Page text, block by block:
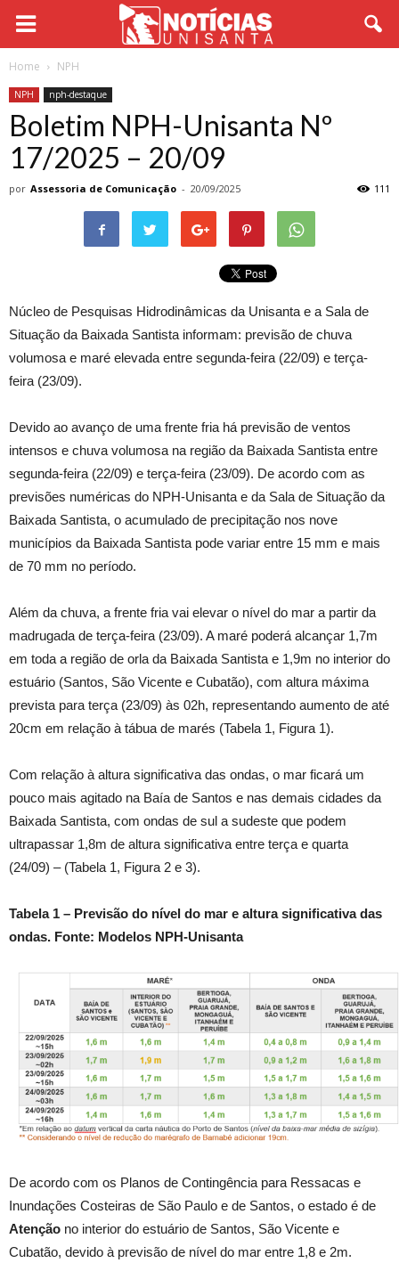
Home NPH
NPH nph-destaque
Boletim NPH-Unisanta Nº
17/2025 – 20/09
por Assessoria de Comunicação - 20/09/2025 111
Núcleo de Pesquisas Hidrodinâmicas da Unisanta e a Sala de
Situação da Baixada Santista informam: previsão de chuva
volumosa e maré elevada entre segunda-feira (22/09) e terça-
feira (23/09).
Devido ao avanço de uma frente fria há previsão de ventos
intensos e chuva volumosa na região da Baixada Santista entre
segunda-feira (22/09) e terça-feira (23/09). De acordo com as
previsões numéricas do NPH-Unisanta e da Sala de Situação da
Baixada Santista, o acumulado de precipitação nos nove
municípios da Baixada Santista pode variar entre 15 mm e mais
de 70 mm no período.
Além da chuva, a frente fria vai elevar o nível do mar a partir da
madrugada de terça-feira (23/09). A maré poderá alcançar 1,7m
em toda a região de orla da Baixada Santista e 1,9m no interior do
estuário (Santos, São Vicente e Cubatão), com altura máxima
prevista para terça (23/09) às 02h, representando aumento de até
20cm em relação à tábua de marés (Tabela 1, Figura 1).
Com relação à altura significativa das ondas, o mar ficará um
pouco mais agitado na Baía de Santos e nas demais cidades da
Baixada Santista, com ondas de sul a sudeste que podem
ultrapassar 1,8m de altura significativa entre terça e quarta
(24/09) – (Tabela 1, Figura 2 e 3).
Tabela 1 – Previsão do nível do mar e altura significativa das
ondas. Fonte: Modelos NPH-Unisanta
De acordo com os Planos de Contingência para Ressacas e
Inundações Costeiras de São Paulo e de Santos, o estado é de
Atenção no interior do estuário de Santos, São Vicente e
Cubatão, devido à previsão de nível do mar entre 1,8 e 2m.